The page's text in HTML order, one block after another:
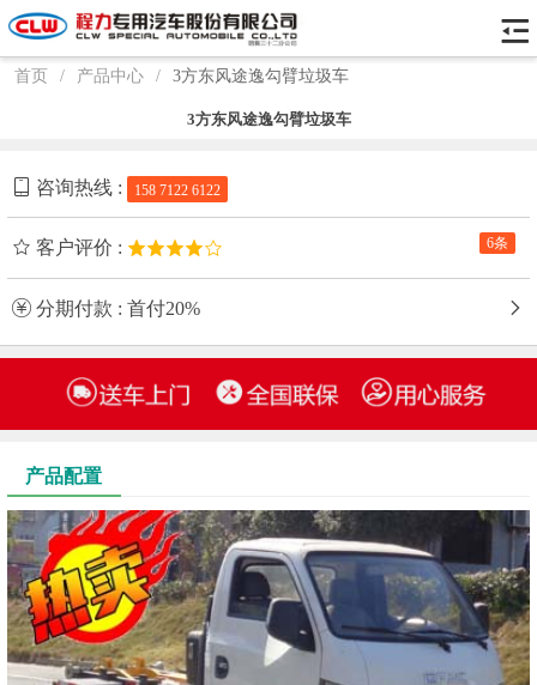
首页 / 产品中心 / 3方东风途逸勾臂垃圾车
3方东风途逸勾臂垃圾车
咨询热线 : 158 7122 6122
6条
客户评价 :
分期付款 : 首付20%
产品配置